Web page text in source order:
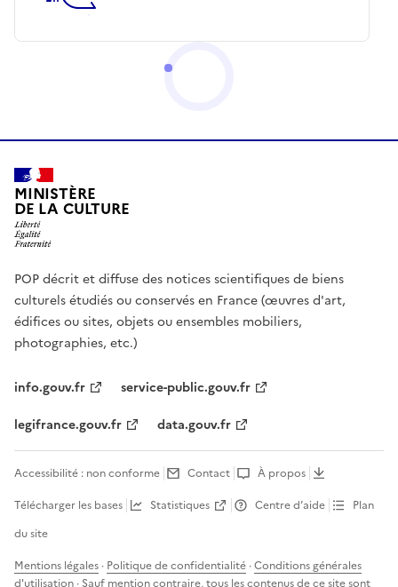
MINISTÈRE
DE LA CULTURE
POP décrit et diffuse des notices scientifiques de biens
culturels étudiés ou conservés en France (œuvres d'art,
édifices ou sites, objets ou ensembles mobiliers,
photographies, etc.)
info.gouv.fr
service-public.gouv.fr
legifrance.gouv.fr
data.gouv.fr
Accessibilité : non conforme Contact
À propos
Télécharger les bases
Statistiques Centre d’aide
Plan
du site
Mentions légales · Politique de confidentialité ·Conditions générales
d'utilisation · Sauf mention contraire, tous les contenus de ce site sont